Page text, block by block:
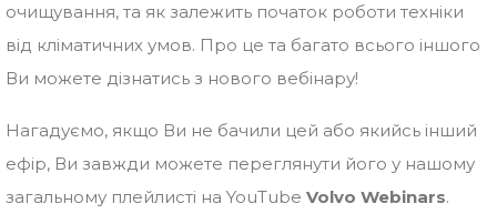
очищування, та як залежить початок роботи техніки
від кліматичних умов. Про це та багато всього іншого
Ви можете дізнатись з нового вебінару!
Нагадуємо, якщо Ви не бачили цей або якийсь інший
ефір, Ви завжди можете переглянути його у нашому
загальному плейлисті на YouTube Volvo Webinars.